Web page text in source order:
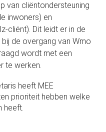
van cliëntondersteuning
inwoners) en
cliënt). Dit leidt er in de
de overgang van Wmo
wordt met een
te werken.
heeft MEE
prioriteit hebben welke
heeft.